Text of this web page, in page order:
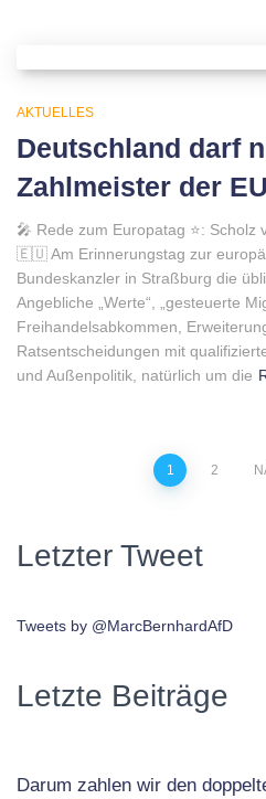
AKTUELLES
Deutschland darf
Zahlmeister der
🎤 Rede zum Europatag ⭐️: Scholz
🇪🇺 Am Erinnerungstag zur
Bundeskanzler in Straßburg die
Angebliche „Werte“, „gesteuerte
Freihandelsabkommen,
Ratsentscheidungen mit
und Außenpolitik, natürlich um die
1 2
Letzter Tweet
Tweets by @MarcBernhardAfD
Letzte Beiträge
Darum zahlen wir den